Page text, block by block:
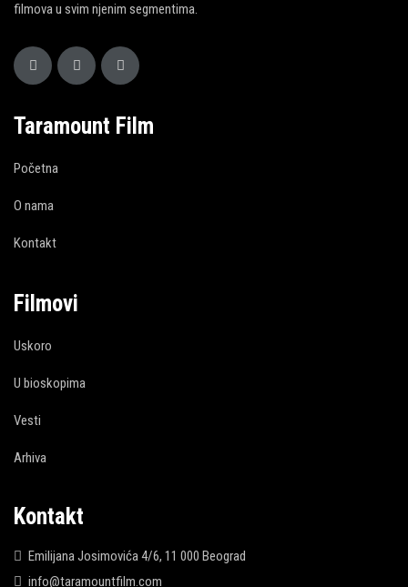
filmova u svim njenim segmentima.
Taramount Film
Početna
O nama
Kontakt
Filmovi
Uskoro
U bioskopima
Vesti
Arhiva
Kontakt
Emilijana Josimovića 4/6, 11 000 Beograd
info@taramountfilm.com